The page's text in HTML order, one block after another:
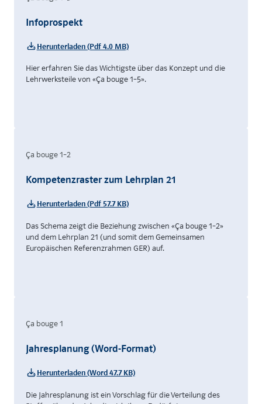
Infoprospekt
Herunterladen (Pdf 4.0 MB)
Hier erfahren Sie das Wichtigste über das Konzept und die
Lehrwerksteile von «Ça bouge 1–5».
Ça bouge 1–2
Kompetenzraster zum Lehrplan 21
Herunterladen (Pdf 57.7 KB)
Das Schema zeigt die Beziehung zwischen «Ça bouge 1–2»
und dem Lehrplan 21 (und somit dem Gemeinsamen
Europäischen Referenzrahmen GER) auf.
Ça bouge 1
Jahresplanung (Word-Format)
Herunterladen (Word 47.7 KB)
Die Jahresplanung ist ein Vorschlag für die Verteilung des